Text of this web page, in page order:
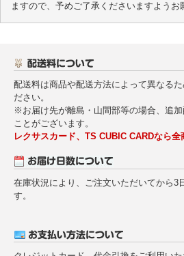
ますので、予めご了承くださいますようお
配送料は商品や配送方法によって異なる
ださい。
※お届け先が離島・山間部等の場合、追加
ことがございます。
レクサスカード、TS CUBIC CARDなら全
在庫状況により、ご注文いただいてから3
す。